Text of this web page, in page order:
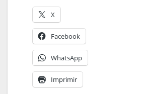
X
Facebook
WhatsApp
Imprimir